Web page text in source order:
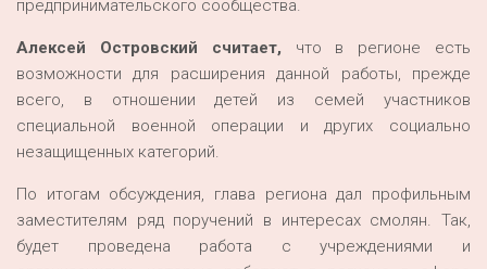
предпринимательского сообщества.
Алексей Островский считает, что в регионе есть
возможности для расширения данной работы, прежде
всего, в отношении детей из семей участников
специальной военной операции и других социально
незащищенных категорий.
По итогам обсуждения, глава региона дал профильным
заместителям ряд поручений в интересах смолян. Так,
будет проведена работа с учреждениями и